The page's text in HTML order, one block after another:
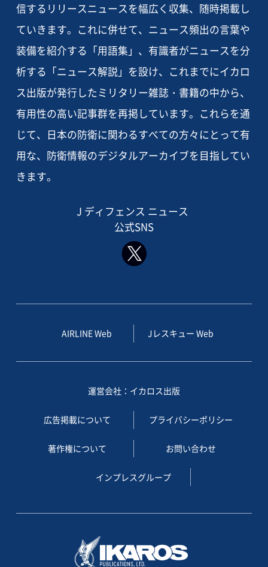
信するリリースニュースを幅広く収集、随時掲載し
ていきます。これに併せて、ニュース頻出の言葉や
装備を紹介する「用語集」、有識者がニュースを分
析する「ニュース解説」を設け、これまでにイカロ
ス出版が発行したミリタリー雑誌・書籍の中から、
有用性の高い記事群を再掲しています。これらを通
じて、日本の防衛に関わるすべての方々にとって有
用な、防衛情報のデジタルアーカイブを目指してい
きます。
J ディフェンス ニュース
公式SNS
AIRLINE Web Jレスキュー Web
運営会社：イカロス出版
広告掲載について プライバシーポリシー
著作権について お問い合わせ
インプレスグループ